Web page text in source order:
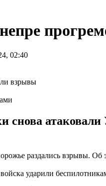
02:40
снова
раздались взрывы. Об
ударили